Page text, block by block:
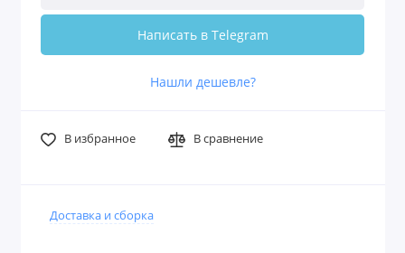
Написать в Telegram
Нашли дешевле?
В избранное В сравнение
Доставка и сборка